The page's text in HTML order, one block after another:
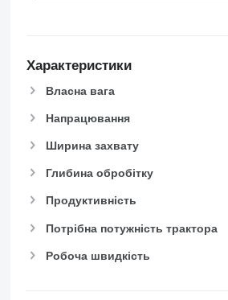
Характеристики
Власна вага
Напрацювання
Ширина захвату
Глибина обробітку
Продуктивність
Потрібна потужність трактора
Робоча швидкість